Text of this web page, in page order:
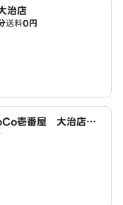
治店
送料0円
壱番屋 大治店（S